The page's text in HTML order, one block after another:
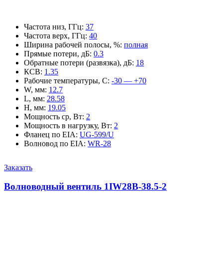
Частота низ, ГГц: 37
Частота верх, ГГц: 40
Ширина рабочей полосы, %: полная
Прямые потери, дБ: 0.3
Обратные потери (развязка), дБ: 18
КСВ: 1.35
Рабочие температуры, С: -30 — +70
W, мм: 12.7
L, мм: 28.58
H, мм: 19.05
Мощность ср, Вт: 2
Мощность в нагрузку, Вт: 2
Фланец по EIA: UG-599/U
Волновод по EIA: WR-28
Заказать
Волноводный вентиль 1IW28B-38.5-2